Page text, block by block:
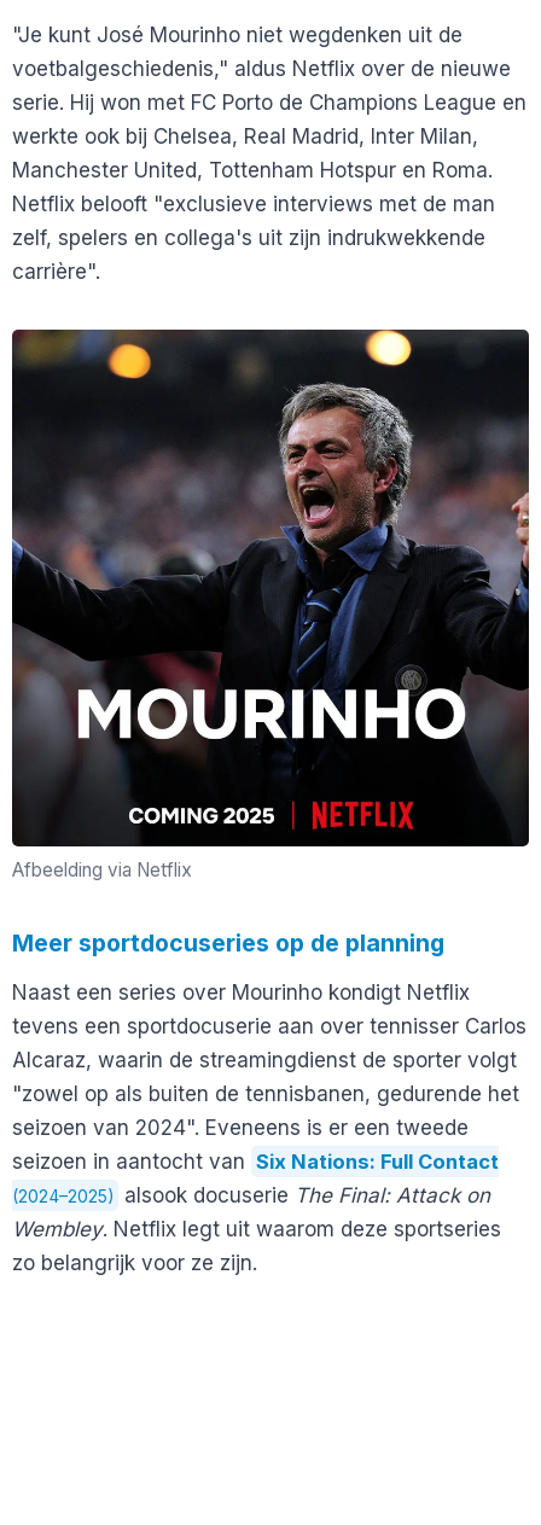
"Je kunt José Mourinho niet wegdenken uit de
voetbalgeschiedenis," aldus Netflix over de nieuwe
serie. Hij won met FC Porto de Champions League en
werkte ook bij Chelsea, Real Madrid, Inter Milan,
Manchester United, Tottenham Hotspur en Roma.
Netflix belooft "exclusieve interviews met de man
zelf, spelers en collega's uit zijn indrukwekkende
carrière".
Afbeelding via Netflix
Meer sportdocuseries op de planning
Naast een series over Mourinho kondigt Netflix
tevens een sportdocuserie aan over tennisser Carlos
Alcaraz, waarin de streamingdienst de sporter volgt
"zowel op als buiten de tennisbanen, gedurende het
seizoen van 2024". Eveneens is er een tweede
seizoen in aantocht van Six Nations: Full Contact
(2024–2025) alsook docuserie The Final: Attack on
Wembley. Netflix legt uit waarom deze sportseries
zo belangrijk voor ze zijn.